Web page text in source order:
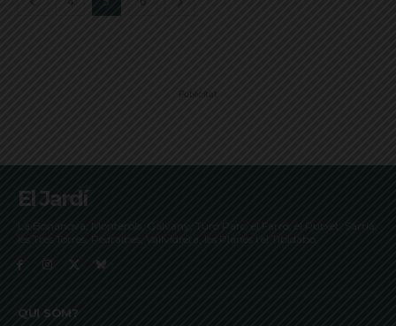
Publicitat
El Jardí
La Bonanova, Monterols, Galvany, Turó Parc, el Farró, el Putxet, Sarrià,
les Tres Torres, Pedralbes, Vallvidrera, les Planes i el Tibidabo
QUI SOM?